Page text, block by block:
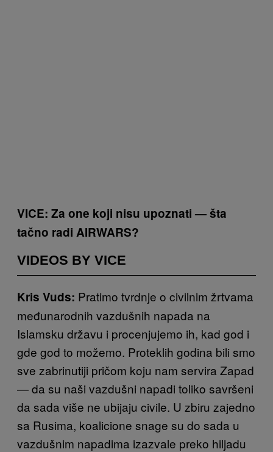
VICE: Za one koji nisu upoznati — šta
tačno radi AIRWARS?
VIDEOS BY VICE
Kris Vuds: Pratimo tvrdnje o civilnim žrtvama
međunarodnih vazdušnih napada na
Islamsku državu i procenjujemo ih, kad god i
gde god to možemo. Proteklih godina bili smo
sve zabrinutiji pričom koju nam servira Zapad
— da su naši vazdušni napadi toliko savršeni
da sada više ne ubijaju civile. U zbiru zajedno
sa Rusima, koalicione snage su do sada u
vazdušnim napadima izazvale preko hiljadu